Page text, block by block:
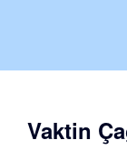
Vaktin